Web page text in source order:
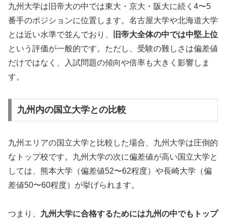
九州大学は旧帝大の中では東大・京大・阪大に続く4〜5
番手のポジションに位置します。名古屋大学や北海道大学
とは近い水準で並んでおり、
旧帝大全体の中では中堅上位
という評価が一般的です。ただし、受験の難しさは偏差値
だけではなく、入試問題の傾向や倍率も大きく影響しま
す。
九州内の国立大学との比較
九州エリアの国立大学と比較した場合、九州大学は圧倒的
なトップ校です。九州大学の次に偏差値が高い国立大学と
しては、熊本大学（偏差値52〜62程度）や長崎大学（偏
差値50〜60程度）が挙げられます。
つまり、 九州大学に合格するためには九州の中でもトップ